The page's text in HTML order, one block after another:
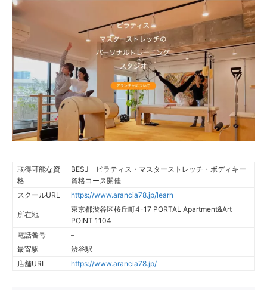
取得可能な資
格
BESJ ピラティス・マスターストレッチ・ボディキー
資格コース開催
スクールURL
https://www.arancia78.jp/learn
所在地
東京都渋谷区桜丘町4-17 PORTAL Apartment&Art
POINT 1104
電話番号
–
最寄駅
渋谷駅
店舗URL
https://www.arancia78.jp/